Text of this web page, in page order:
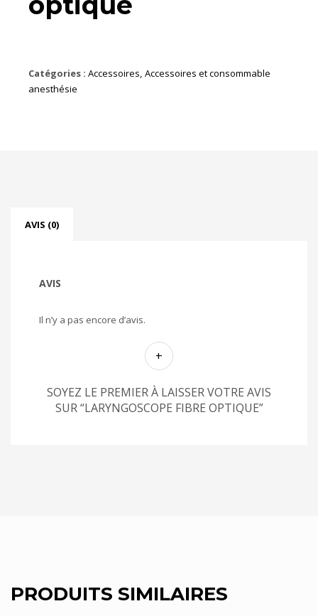
Catégories : Accessoires, Accessoires et consommable
anesthésie
AVIS (0)
AVIS
Il n’y a pas encore d’avis.
SOYEZ LE PREMIER À LAISSER VOTRE AVIS
SUR “LARYNGOSCOPE FIBRE OPTIQUE”
PRODUITS SIMILAIRES